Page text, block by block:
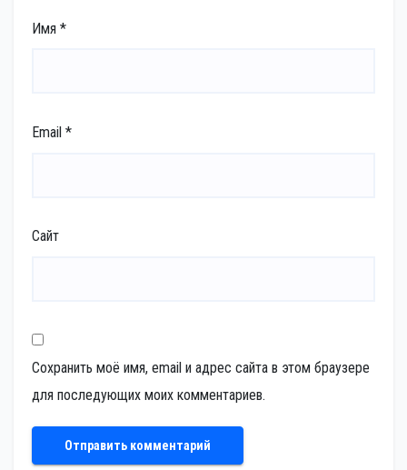
Имя *
Email *
Сайт
Сохранить моё имя, email и адрес сайта в этом браузере
для последующих моих комментариев.